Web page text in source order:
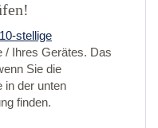
stellige
/ Ihres Gerätes. Das
Sie die
in der unten
finden.